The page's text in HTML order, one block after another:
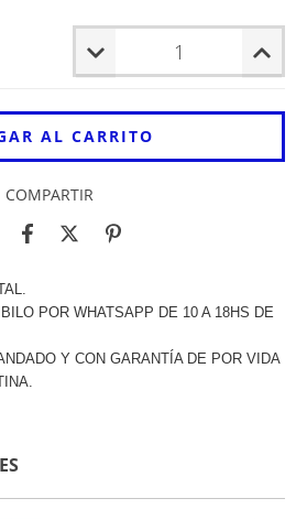
COMPARTIR
POR WHATSAPP DE 10 A 18HS DE
Y CON GARANTÍA DE POR VIDA